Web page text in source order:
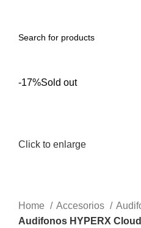
-17%Sold out
Click to enlarge
Home Accesorios
Audifonos HYPERX